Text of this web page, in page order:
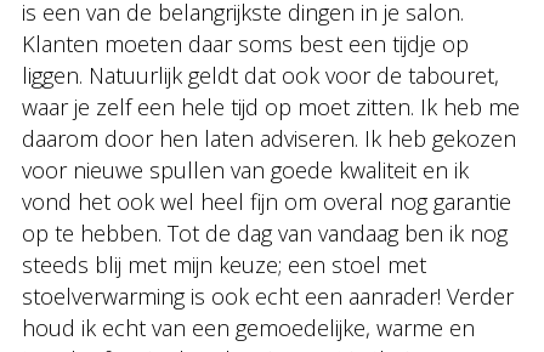
is een van de belangrijkste dingen in je salon.
Klanten moeten daar soms best een tijdje op
liggen. Natuurlijk geldt dat ook voor de tabouret,
waar je zelf een hele tijd op moet zitten. Ik heb me
daarom door hen laten adviseren. Ik heb gekozen
voor nieuwe spullen van goede kwaliteit en ik
vond het ook wel heel fijn om overal nog garantie
op te hebben. Tot de dag van vandaag ben ik nog
steeds blij met mijn keuze; een stoel met
stoelverwarming is ook echt een aanrader! Verder
houd ik echt van een gemoedelijke, warme en